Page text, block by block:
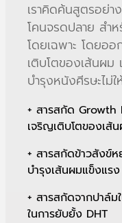
เราคิดค้นสูตรอย่
โคนจรดปลาย สำ
โดยเฉพาะ โดยอ
เติบโตของเส้นผม
บำรุงหนังศีรษะไม่
+ สารสกัด Growth
เจริญเติบโตของเส้
+ สารสกัดข้าวสังข์
บำรุงเส้นผมแข็งแร
+ สารสกัดจากปาล์ม
ในการยับยั้ง DHT